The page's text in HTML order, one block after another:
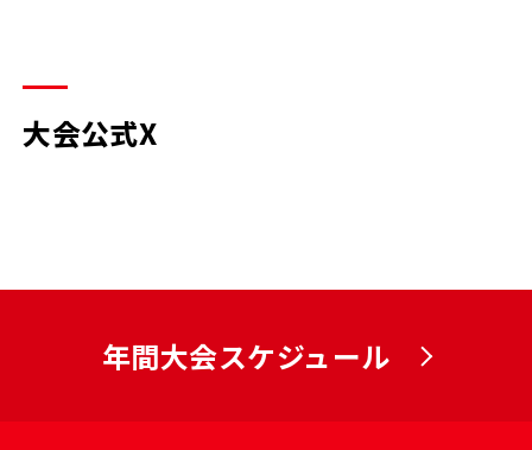
大会公式X
年間大会スケジュール